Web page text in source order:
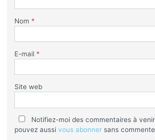
Nom *
E-mail *
Site web
Notifiez-moi des commentaires à
pouvez aussi vous abonnersans